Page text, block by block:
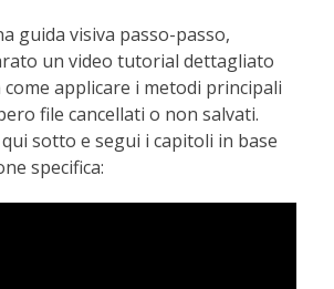
guida visiva passo-passo,
un video tutorial dettagliato
applicare i metodi principali
file cancellati o non salvati.
sotto e segui i capitoli in base
specifica: